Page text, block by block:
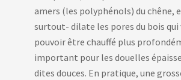
amers (les polyphénols) du chêne,
surtout- dilate les pores du bois qui
pouvoir être chauffé plus
important pour les douelles
dites douces. En pratique, une